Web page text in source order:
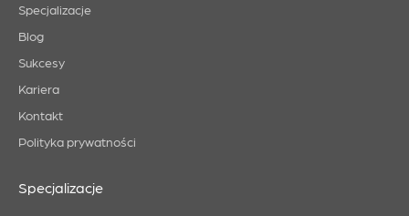
Specjalizacje
Blog
Sukcesy
Kariera
Kontakt
Polityka prywatności
Specjalizacje